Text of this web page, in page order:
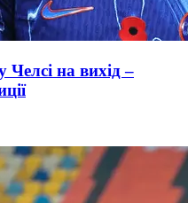
на вихід –